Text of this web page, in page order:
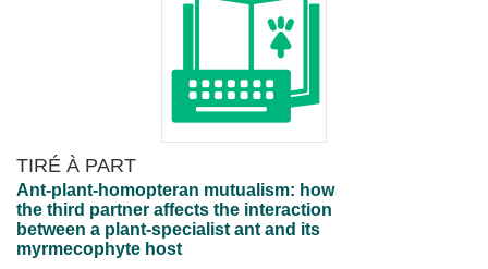
TIRÉ À PART
Ant-plant-homopteran mutualism: how
the third partner affects the interaction
between a plant-specialist ant and its
myrmecophyte host